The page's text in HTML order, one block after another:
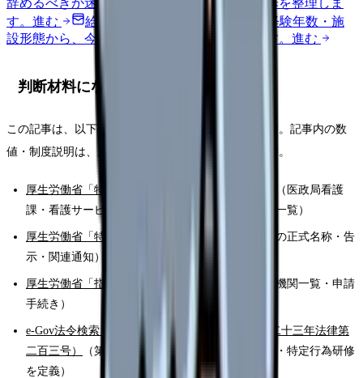
す。 進む 給料コンパスで比較する
地域・経験年数・施
設形態から、今の給料の現在地を確認できます。 進む
判断材料になる一次情報
この記事は、以下の一次情報をもとに整理しています。記事内の数
値・制度説明は、原則として下記の出典に基づきます。
厚生労働省「特定行為に係る看護師の研修制度」
（医政局看護
課・看護サービス推進室／制度の根拠法令・通知一覧）
厚生労働省「特定行為区分とは」
（21区分38行為の正式名称・告
示・関連通知）
厚生労働省「指定研修機関について」
（指定研修機関一覧・申請
手続き）
e-Gov法令検索「保健師助産師看護師法」（昭和二十三年法律第
二百三号）
（第三十七条の二で特定行為・手順書・特定行為研修
を定義）